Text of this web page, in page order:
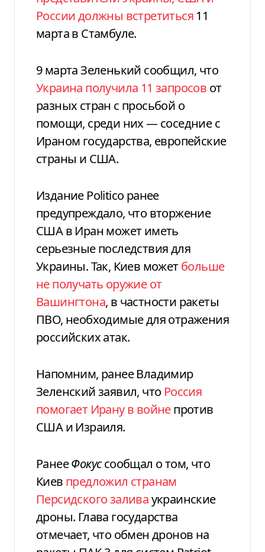
России должны встретиться 11
марта в Стамбуле.
9 марта Зеленький сообщил, что
Украина получила 11 запросов от
разных стран с просьбой о
помощи, среди них — соседние с
Ираном государства, европейские
страны и США.
Издание Politico ранее
предупреждало, что вторжение
США в Иран может иметь
серьезные последствия для
Украины. Так, Киев можетбольше
не получать оружие от
Вашингтона, в частности ракеты
ПВО, необходимые для отражения
российских атак.
Напомним, ранее Владимир
Зеленский заявил, что Россия
помогает Ирану в войнепротив
США и Израиля.
РанееФокуссообщал о том, что
Киев предложил странам
Персидского заливаукраинские
дроны. Глава государства
отмечает, что обмен дронов на